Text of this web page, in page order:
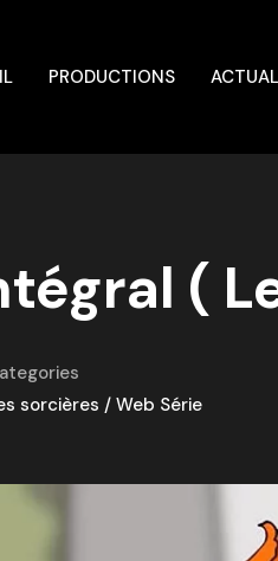
PRODUCTIONS
(
sorcières / Web Série